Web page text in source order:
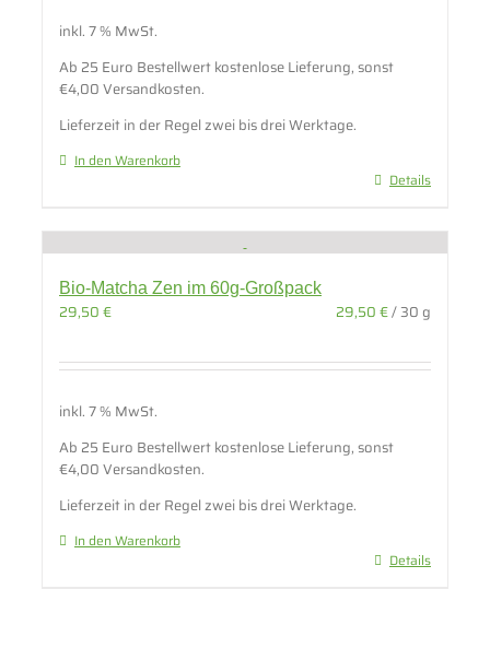
inkl. 7 % MwSt.
Ab 25 Euro Bestellwert kostenlose Lieferung, sonst
€4,00 Versandkosten.
Lieferzeit in der Regel zwei bis drei Werktage.
In den Warenkorb
Details
Bio-Matcha Zen im 60g-Großpack
29,50€ 29,50€/30 g
inkl. 7 % MwSt.
Ab 25 Euro Bestellwert kostenlose Lieferung, sonst
€4,00 Versandkosten.
Lieferzeit in der Regel zwei bis drei Werktage.
In den Warenkorb
Details